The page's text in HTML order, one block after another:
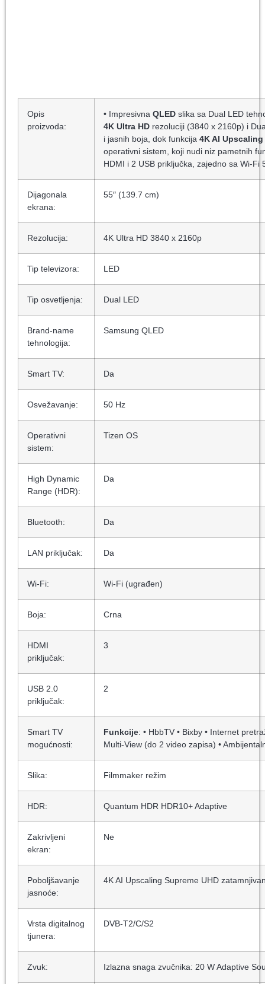
Opis
proizvoda:
• Impresivna QLED slika sa Dual LED
4K Ultra HD rezoluciji (3840 x 2160p) i
i jasnih boja, dok funkcija 4K AI Upscaling
operativni sistem, koji nudi niz pametnih
HDMI i 2 USB priključka, zajedno sa Wi-
Dijagonala
ekrana:
55″ (139.7 cm)
Rezolucija: 4K Ultra HD 3840 x 2160p
Tip televizora: LED
Tip osvetljenja: Dual LED
Brand-name
tehnologija:
Samsung QLED
Smart TV: Da
Osvežavanje: 50 Hz
Operativni
sistem:
Tizen OS
High Dynamic
Range (HDR):
Da
Bluetooth: Da
LAN priključak: Da
Wi-Fi: Wi-Fi (ugrađen)
Boja: Crna
HDMI
priključak:
3
USB 2.0
priključak:
2
Smart TV
mogućnosti:
Funkcije: • HbbTV • Bixby • Internet
Multi-View (do 2 video zapisa) •
Slika: Filmmaker režim
HDR: Quantum HDR HDR10+ Adaptive
Zakrivljeni
ekran:
Ne
Poboljšavanje
jasnoće:
4K AI Upscaling Supreme UHD
Vrsta digitalnog
tjunera:
DVB-T2/C/S2
Zvuk: Izlazna snaga zvučnika: 20 W Adaptive